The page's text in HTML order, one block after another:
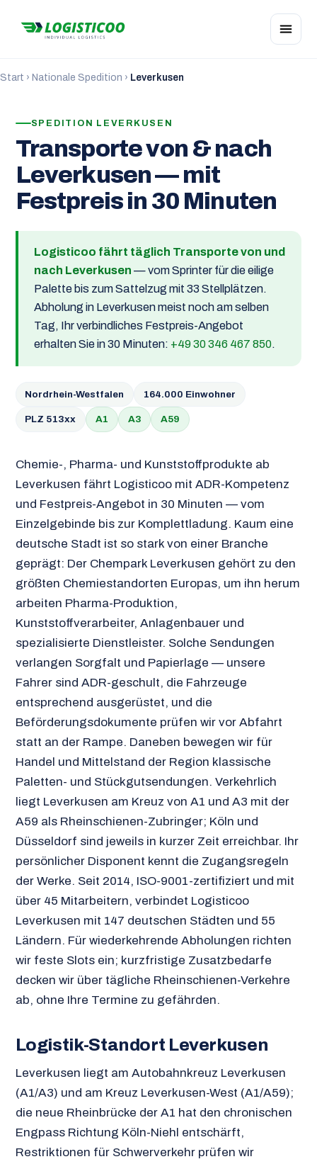
Start › Nationale Spedition › Leverkusen
SPEDITION LEVERKUSEN
Transporte von & nach
Leverkusen — mit
Festpreis in 30 Minuten
Logisticoo fährt täglich Transporte von und
nach Leverkusen — vom Sprinter für die eilige
Palette bis zum Sattelzug mit 33 Stellplätzen.
Abholung in Leverkusen meist noch am selben
Tag, Ihr verbindliches Festpreis-Angebot
erhalten Sie in 30 Minuten: +49 30 346 467 850.
Nordrhein-Westfalen 164.000 Einwohner
PLZ 513xx A1 A3 A59
Chemie-, Pharma- und Kunststoffprodukte ab
Leverkusen fährt Logisticoo mit ADR-Kompetenz
und Festpreis-Angebot in 30 Minuten — vom
Einzelgebinde bis zur Komplettladung. Kaum eine
deutsche Stadt ist so stark von einer Branche
geprägt: Der Chempark Leverkusen gehört zu den
größten Chemiestandorten Europas, um ihn herum
arbeiten Pharma-Produktion,
Kunststoffverarbeiter, Anlagenbauer und
spezialisierte Dienstleister. Solche Sendungen
verlangen Sorgfalt und Papierlage — unsere
Fahrer sind ADR-geschult, die Fahrzeuge
entsprechend ausgerüstet, und die
Beförderungsdokumente prüfen wir vor Abfahrt
statt an der Rampe. Daneben bewegen wir für
Handel und Mittelstand der Region klassische
Paletten- und Stückgutsendungen. Verkehrlich
liegt Leverkusen am Kreuz von A1 und A3 mit der
A59 als Rheinschienen-Zubringer; Köln und
Düsseldorf sind jeweils in kurzer Zeit erreichbar. Ihr
persönlicher Disponent kennt die Zugangsregeln
der Werke. Seit 2014, ISO-9001-zertifiziert und mit
über 45 Mitarbeitern, verbindet Logisticoo
Leverkusen mit 147 deutschen Städten und 55
Ländern. Für wiederkehrende Abholungen richten
wir feste Slots ein; kurzfristige Zusatzbedarfe
decken wir über tägliche Rheinschienen-Verkehre
ab, ohne Ihre Termine zu gefährden.
Logistik-Standort Leverkusen
Leverkusen liegt am Autobahnkreuz Leverkusen
(A1/A3) und am Kreuz Leverkusen-West (A1/A59);
die neue Rheinbrücke der A1 hat den chronischen
Engpass Richtung Köln-Niehl entschärft,
Restriktionen für Schwerverkehr prüfen wir